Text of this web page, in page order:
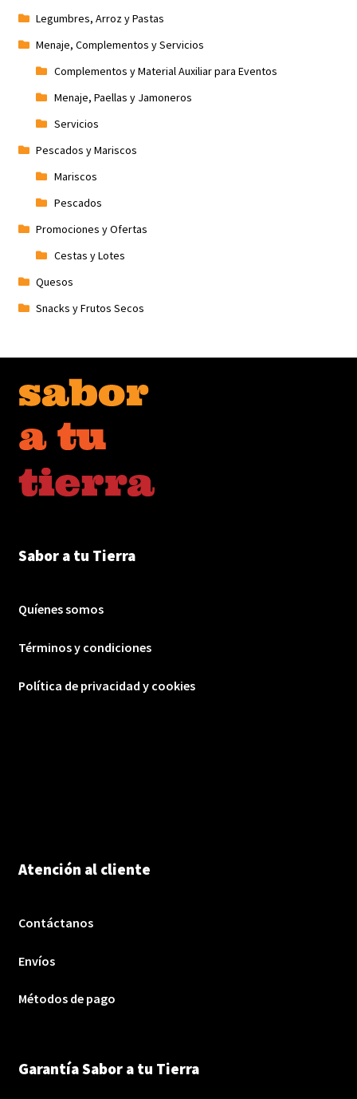
Legumbres, Arroz y Pastas
Menaje, Complementos y Servicios
Complementos y Material Auxiliar para Eventos
Menaje, Paellas y Jamoneros
Servicios
Pescados y Mariscos
Mariscos
Pescados
Promociones y Ofertas
Cestas y Lotes
Quesos
Snacks y Frutos Secos
Sabor a tu Tierra
Quíenes somos
Términos y condiciones
Política de privacidad y cookies
Atención al cliente
Contáctanos
Envíos
Métodos de pago
Garantía Sabor a tu Tierra